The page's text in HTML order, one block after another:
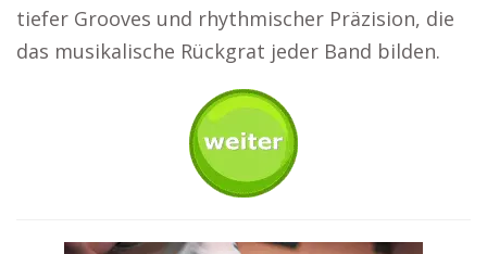
tiefer Grooves und rhythmischer Präzision, die
das musikalische Rückgrat jeder Band bilden.